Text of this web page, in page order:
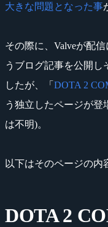
大きな問題となった事
その際に、Valveが配信
うブログ記事を公開し
したが、「 DOTA 2
う独立したページが
は不明)。
以下はそのページの内
DOTA 2